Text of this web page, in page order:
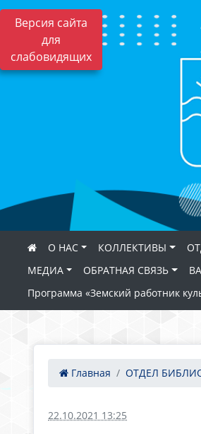
Версия сайта
для
слабовидящих
О НАС КОЛЛЕКТИВЫ
МЕДИА
ОБРАТНАЯ СВЯЗЬ
Программа «Земский работник
Главная ОТДЕЛ
22.10.2021 13:25